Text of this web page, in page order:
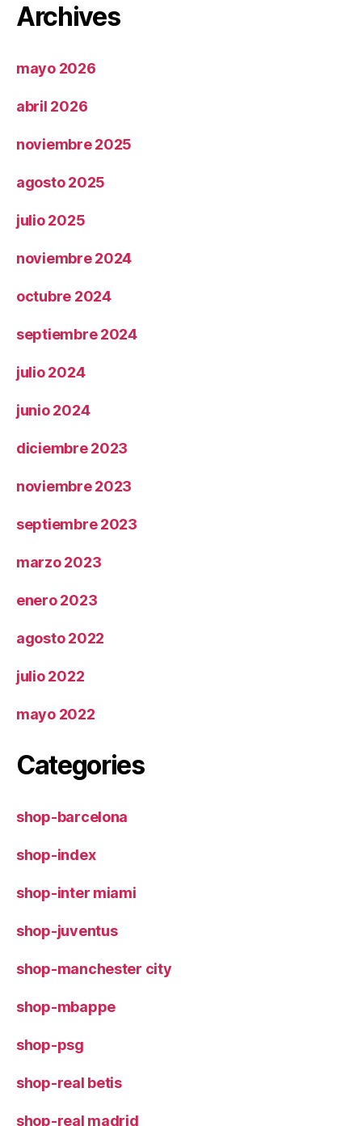
Archives
mayo 2026
abril 2026
noviembre 2025
agosto 2025
julio 2025
noviembre 2024
octubre 2024
septiembre 2024
julio 2024
junio 2024
diciembre 2023
noviembre 2023
septiembre 2023
marzo 2023
enero 2023
agosto 2022
julio 2022
mayo 2022
Categories
shop-barcelona
shop-index
shop-inter miami
shop-juventus
shop-manchester city
shop-mbappe
shop-psg
shop-real betis
shop-real madrid